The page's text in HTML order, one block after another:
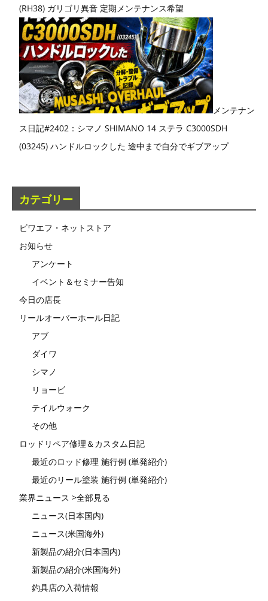
(RH38) ガリゴリ異音 定期メンテナンス希望
メンテナン
ス日記#2402：シマノ SHIMANO 14 ステラ C3000SDH
(03245) ハンドルロックした 途中まで自分でギブアップ
カテゴリー
ビワエフ・ネットストア
お知らせ
アンケート
イベント＆セミナー告知
今日の店長
リールオーバーホール日記
アブ
ダイワ
シマノ
リョービ
テイルウォーク
その他
ロッドリペア修理＆カスタム日記
最近のロッド修理 施行例 (単発紹介)
最近のリール塗装 施行例 (単発紹介)
業界ニュース >全部見る
ニュース(日本国内)
ニュース(米国海外)
新製品の紹介(日本国内)
新製品の紹介(米国海外)
釣具店の入荷情報